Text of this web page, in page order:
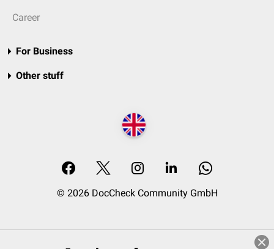
Career
For Business
Other stuff
© 2026 DocCheck Community GmbH